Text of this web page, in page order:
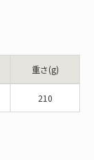
重さ(g)
210